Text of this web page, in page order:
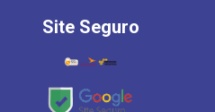
Site Seguro